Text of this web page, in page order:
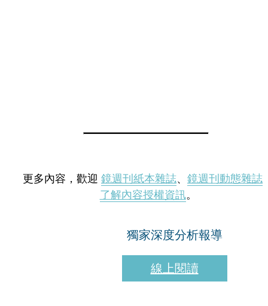
更多內容，歡迎 鏡週刊紙本雜誌、 鏡週刊動態雜誌
了解內容授權資訊。
獨家深度分析報導
線上閱讀